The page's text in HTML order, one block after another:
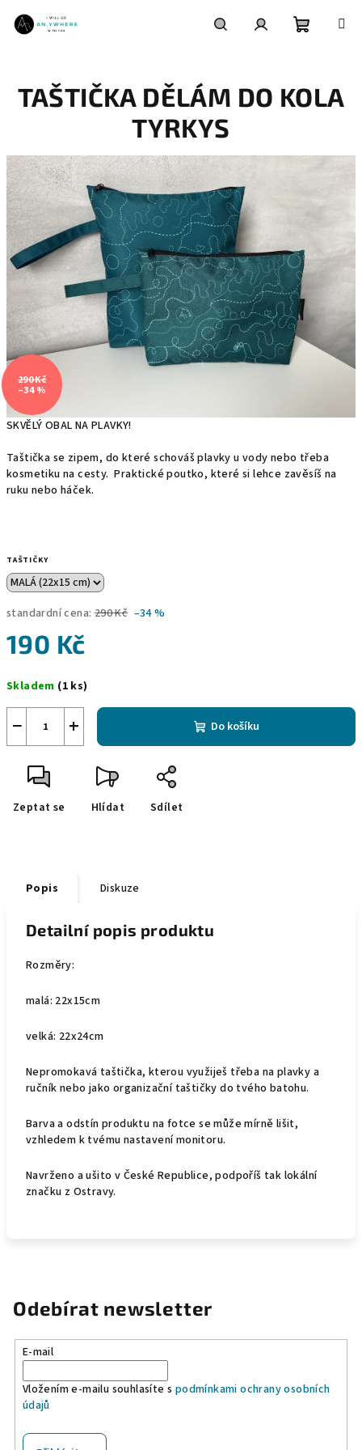
obsah
košík
SKVĚLÝ OBAL NA PLAVKY!
Taštička se zipem, do které schováš plavky u vody nebo třeba
kosmetiku na cesty. Praktické poutko, které si lehce zavěsíš na
ruku nebo háček.
TAŠTIČKY
standardní cena: 290 Kč –34 %
190 Kč
cena:
Skladem (1 ks)
+
− Do košíku
Zeptat se Hlídat Sdílet
TAŠTIČKA DĚLÁM DO KOLA
TYRKYS
290 Kč
–34 %
Popis Diskuze
Detailní popis produktu
Rozměry:
malá: 22x15cm
velká: 22x24cm
Nepromokavá taštička, kterou využiješ třeba na plavky a
ručník nebo jako organizační taštičky do tvého batohu.
Barva a odstín produktu na fotce se může mírně lišit,
vzhledem k tvému nastavení monitoru.
Navrženo a ušito v České Republice, podpoříš tak lokální
značku z Ostravy.
Odebírat newsletter
E-mail
Vložením e-mailu souhlasíte s podmínkami ochrany osobních
údajů